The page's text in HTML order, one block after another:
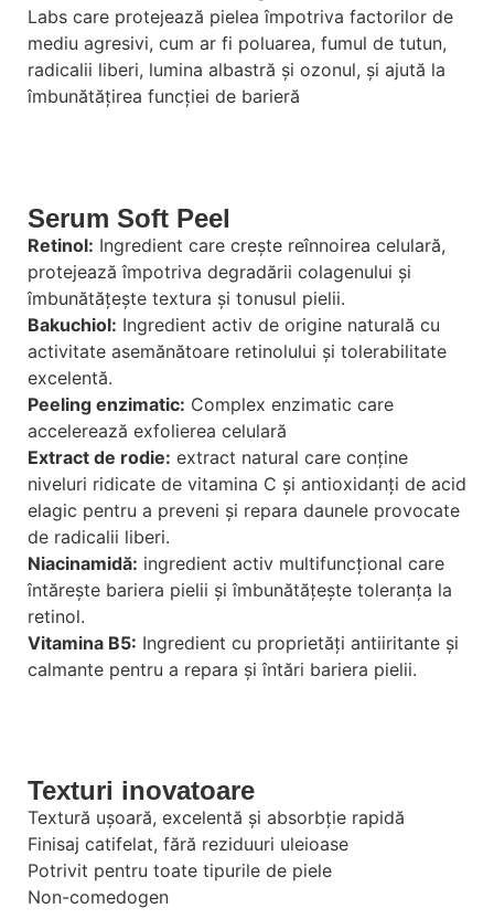
Labs care protejează pielea împotriva factorilor de
mediu agresivi, cum ar fi poluarea, fumul de tutun,
radicalii liberi, lumina albastră și ozonul, și ajută la
îmbunătățirea funcției de barieră
Serum Soft Peel
Retinol: Ingredient care crește reînnoirea celulară,
protejează împotriva degradării colagenului și
îmbunătățește textura și tonusul pielii.
Bakuchiol: Ingredient activ de origine naturală cu
activitate asemănătoare retinolului și tolerabilitate
excelentă.
Peeling enzimatic: Complex enzimatic care
accelerează exfolierea celulară
Extract de rodie: extract natural care conține
niveluri ridicate de vitamina C și antioxidanți de acid
elagic pentru a preveni și repara daunele provocate
de radicalii liberi.
Niacinamidă: ingredient activ multifuncțional care
întărește bariera pielii și îmbunătățește toleranța la
retinol.
Vitamina B5: Ingredient cu proprietăți antiiritante și
calmante pentru a repara și întări bariera pielii.
Texturi inovatoare
Textură ușoară, excelentă și absorbție rapidă
Finisaj catifelat, fără reziduuri uleioase
Potrivit pentru toate tipurile de piele
Non-comedogen